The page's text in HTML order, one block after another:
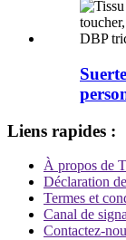
Liens rapides :
À propos de
Déclaration
Termes et
Canal de
Contactez-